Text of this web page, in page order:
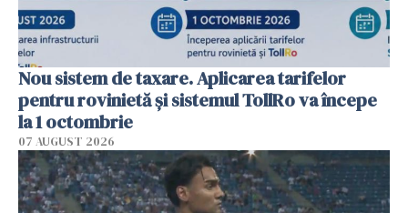
Nou sistem de taxare. Aplicarea tarifelor
pentru rovinietă şi sistemul TollRo va începe
la 1 octombrie
07 AUGUST 2026